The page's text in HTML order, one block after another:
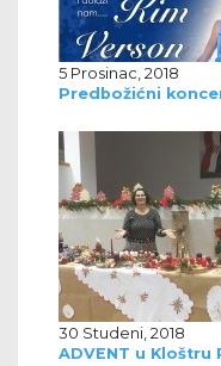
5 Prosinac, 2018
Predbožićni
30 Studeni, 2018
ADVENT u Kloštru